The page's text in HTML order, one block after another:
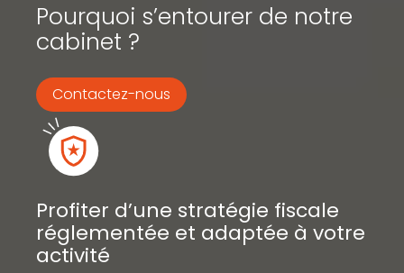
Pourquoi s’entourer de notre
cabinet ?
Contactez-nous
Profiter d’une stratégie fiscale
réglementée et adaptée à votre
activité